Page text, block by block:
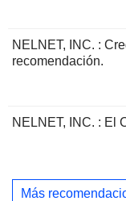
NELNET, INC. :
recomendación.
NELNET, INC. : El
Más